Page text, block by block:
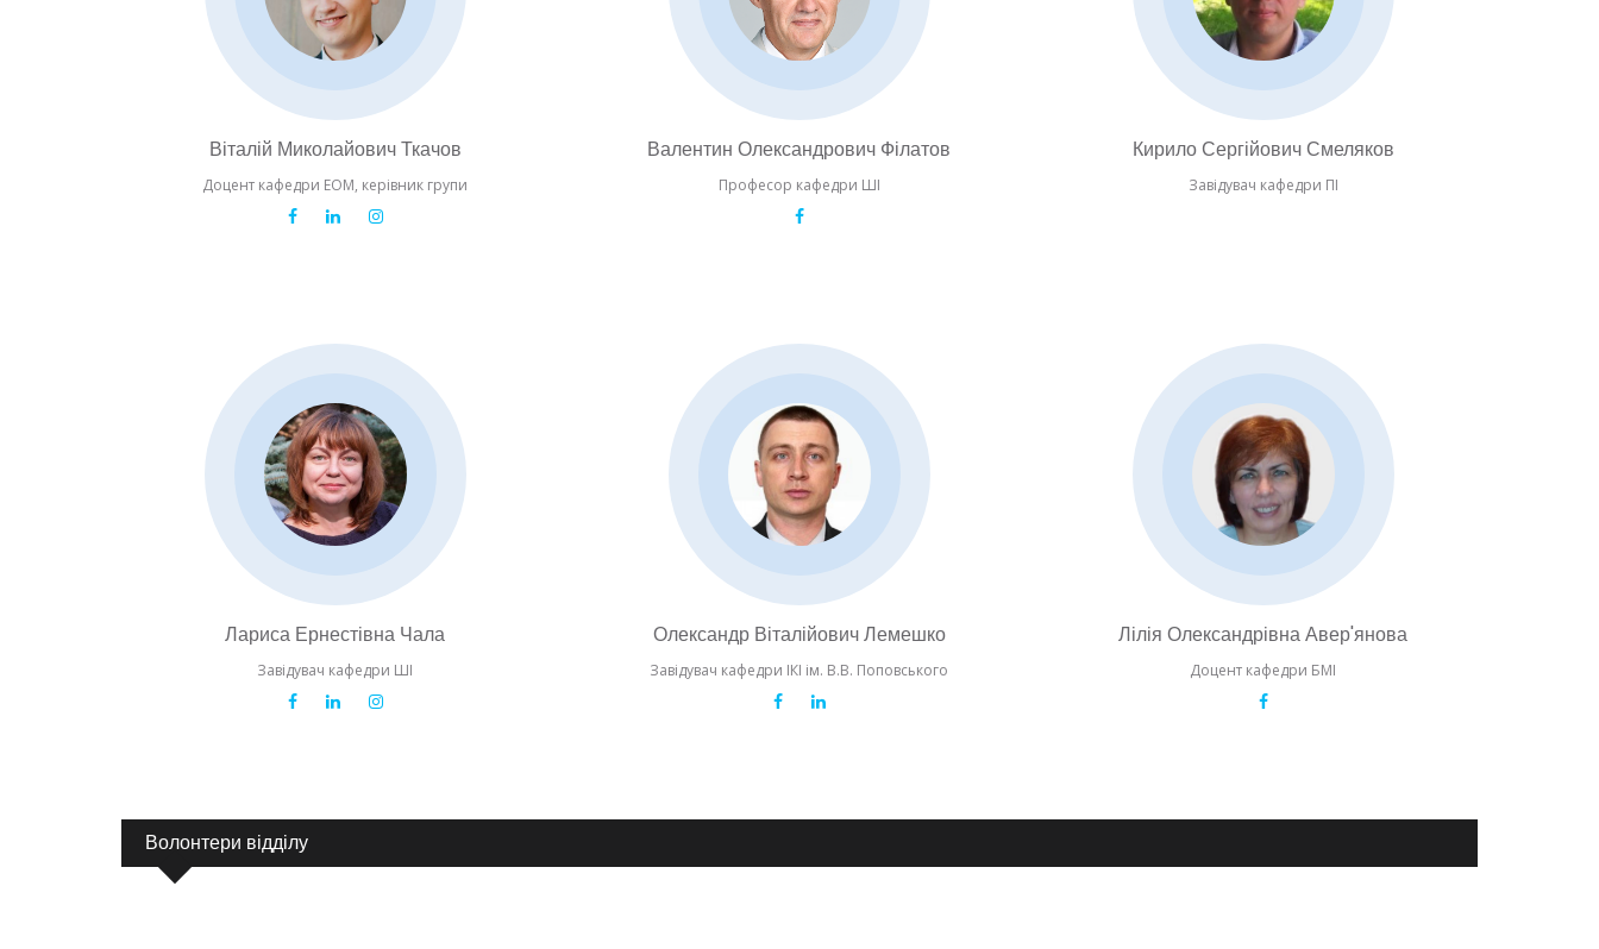
Віталій Миколайович Ткачов
Доцент кафедри ЕОМ, керівник групи
Валентин Олександрович Філатов
Професор кафедри ШІ
Кирило Сергійович Смеляков
Завідувач кафедри ПІ
Лариса Ернестівна Чала
Завідувач кафедри ШІ
Олександр Віталійович Лемешко
Завідувач кафедри ІКІ ім. В.В. Поповського
Лілія Олександрівна Авер'янова
Доцент кафедри БМІ
Волонтери відділу